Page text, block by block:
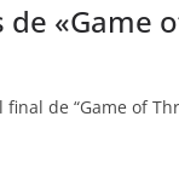
de «Game
de “Game of